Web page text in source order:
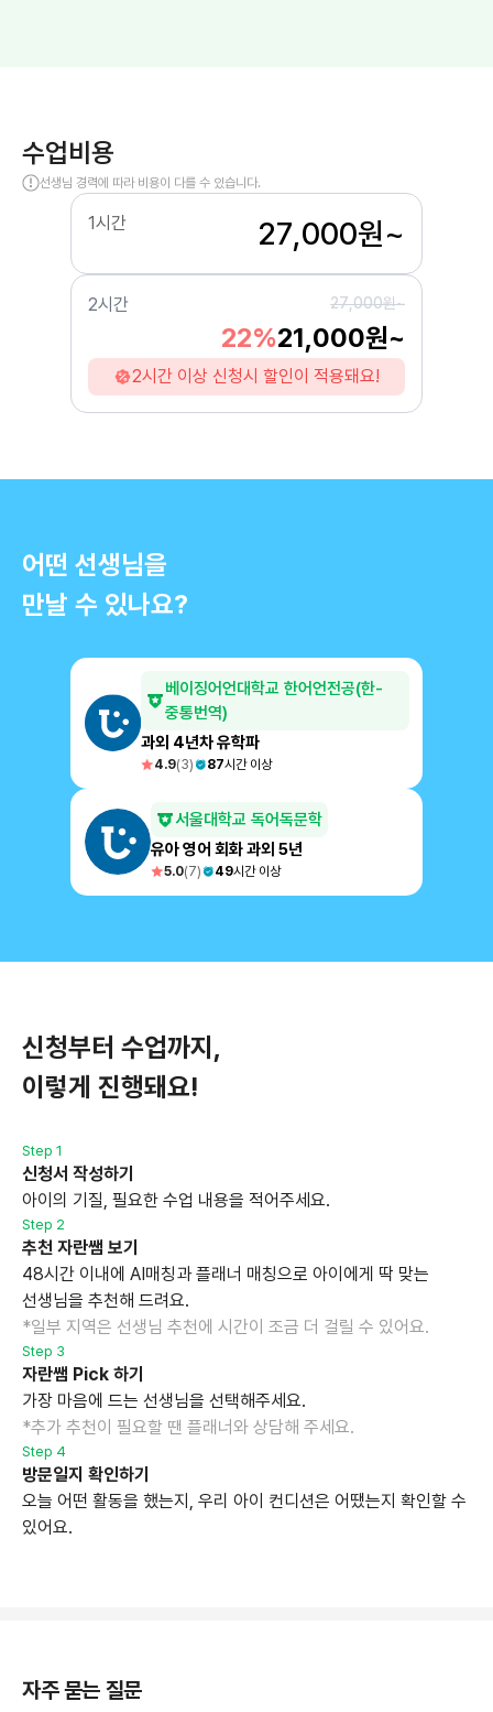
수업비용
선생님 경력에 따라 비용이 다를 수 있습니다.
1시간 27,000원~
2시간 27,000원~
22%21,000원~
2시간 이상 신청시 할인이 적용돼요!
어떤 선생님을
만날 수 있나요?
베이징어언대학교 한어언전공(한-
중통번역)
과외 4년차 유학파
4.9(3) 87시간 이상
서울대학교 독어독문학
유아 영어 회화 과외 5년
5.0(7) 49시간 이상
신청부터 수업까지,
이렇게 진행돼요!
Step 1
신청서 작성하기
아이의 기질, 필요한 수업 내용을 적어주세요.
Step 2
추천 자란쌤 보기
48시간 이내에 AI매칭과 플래너 매칭으로 아이에게 딱 맞는
선생님을 추천해 드려요.
*일부 지역은 선생님 추천에 시간이 조금 더 걸릴 수 있어요.
Step 3
자란쌤 Pick 하기
가장 마음에 드는 선생님을 선택해주세요.
*추가 추천이 필요할 땐 플래너와 상담해 주세요.
Step 4
방문일지 확인하기
오늘 어떤 활동을 했는지, 우리 아이 컨디션은 어땠는지 확인할 수
있어요.
자주 묻는 질문